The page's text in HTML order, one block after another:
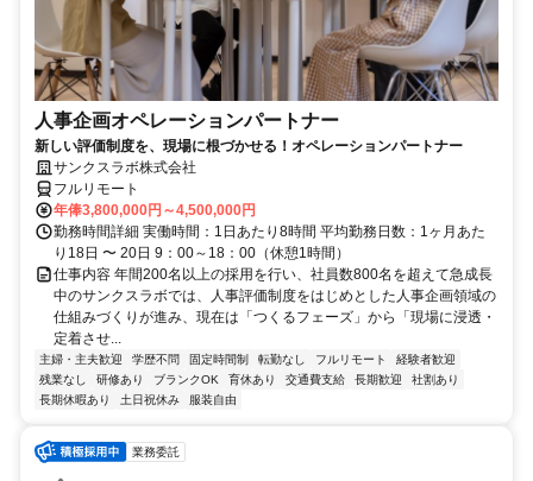
人事企画オペレーションパートナー
新しい評価制度を、現場に根づかせる！オペレーションパートナー
サンクスラボ株式会社
フルリモート
年俸3,800,000円～4,500,000円
勤務時間詳細 実働時間：1日あたり8時間 平均勤務日数：1ヶ月あた
り18日 〜 20日 9：00～18：00（休憩1時間）
仕事内容 年間200名以上の採用を行い、社員数800名を超えて急成長
中のサンクスラボでは、人事評価制度をはじめとした人事企画領域の
仕組みづくりが進み、現在は「つくるフェーズ」から「現場に浸透・
定着させ...
主婦・主夫歓迎 学歴不問 固定時間制 転勤なし フルリモート
経験者歓迎
残業なし
研修あり ブランクOK 育休あり 交通費支給 長期歓迎
社割あり
長期休暇あり
土日祝休み 服装自由
業務委託